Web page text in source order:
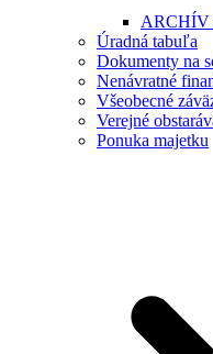
ARCHÍV
Úradná tabuľa
Dokumenty na
Nenávratné
Všeobecné
Verejné
Ponuka majetku